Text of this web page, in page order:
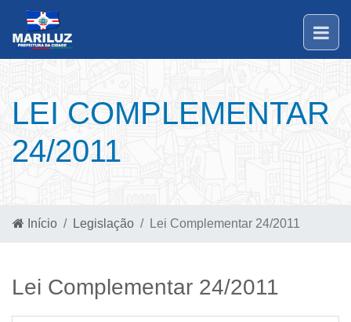
LEI COMPLEMENTAR
24/2011
Início Legislação Lei Complementar 24/2011
Lei Complementar 24/2011